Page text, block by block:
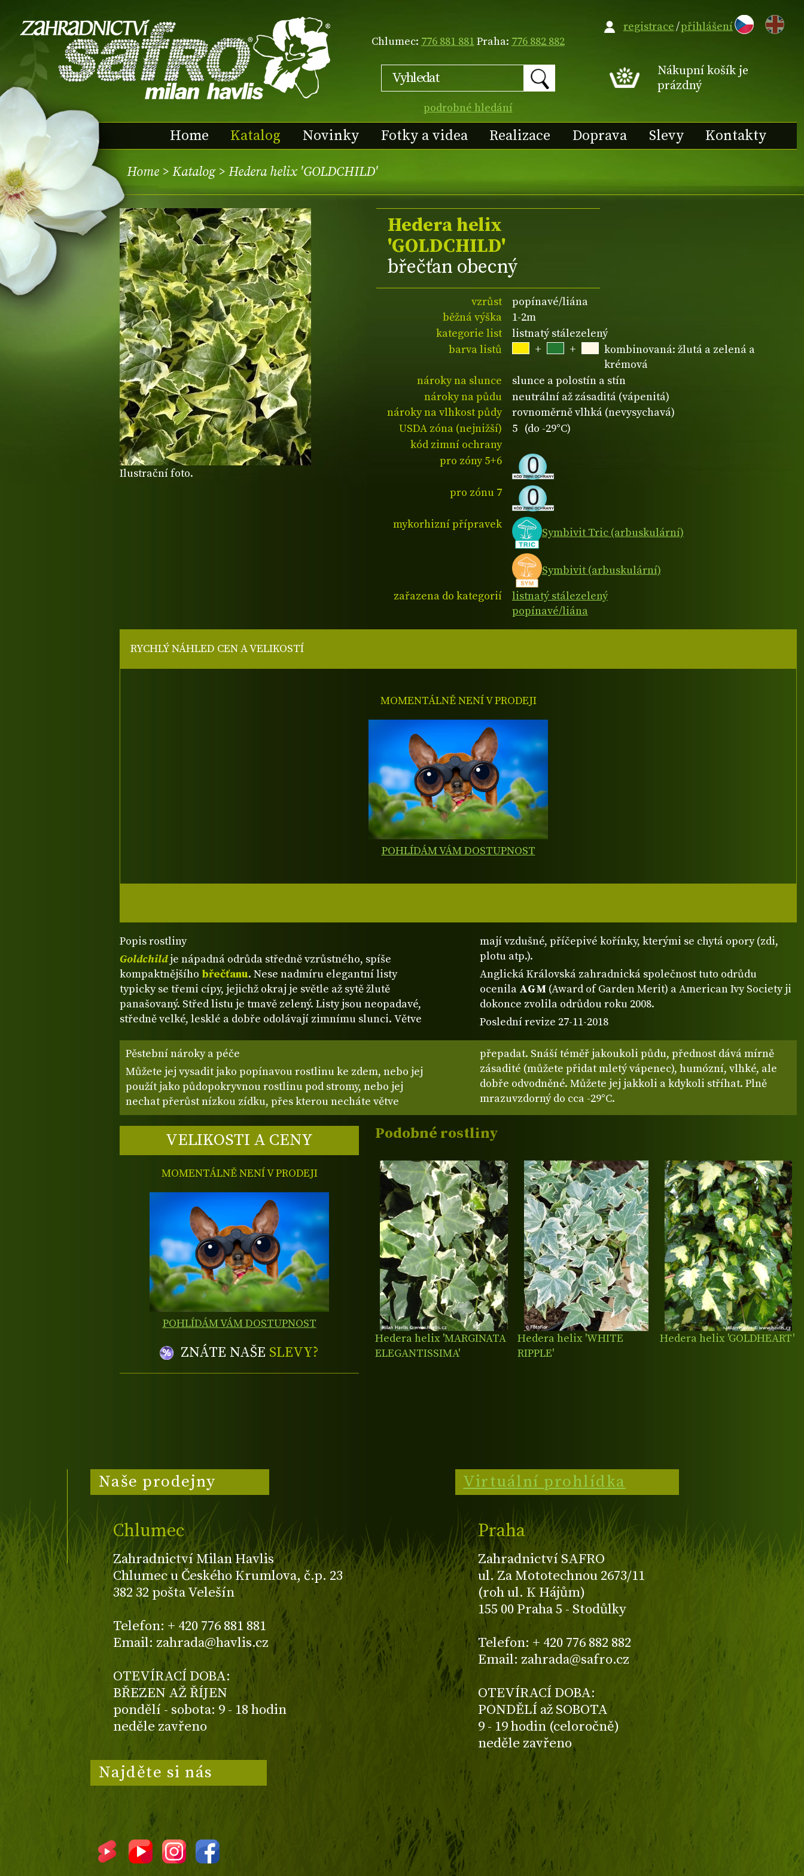
Chlumec: 776 881 881Praha: 776 882 882
podrobné hledání
EN
Nákupní košík je
prázdný
Home Katalog Novinky Fotky a videa Realizace Doprava Slevy Kontakty
registrace/přihlášení
Home > Katalog> Hedera helix 'GOLDCHILD'
Ilustrační foto.
Hedera helix
'GOLDCHILD'
břečťan obecný
vzrůst
popínavé/liána
běžná výška
1-2m
kategorie list
listnatý stálezelený
barva listů
+ +
kombinovaná: žlutá a zelená a
krémová
nároky na slunce
slunce a polostín a stín
nároky na půdu
neutrální až zásaditá (vápenitá)
nároky na vlhkost půdy
rovnoměrně vlhká (nevysychavá)
USDA zóna (nejnižší)
5 (do -29°C)
kód zimní ochrany
pro zóny 5+6
pro zónu 7
mykorhizní přípravek
Symbivit Tric (arbuskulární)
Symbivit (arbuskulární)
zařazena do kategorií
listnatý stálezelený
popínavé/liána
Popis rostliny
Goldchildje nápadná odrůda středně vzrůstného, spíše
kompaktnějšího břečťanu. Nese nadmíru elegantní listy
typicky se třemi cípy, jejichž okraj je světle až sytě žlutě
panašovaný. Střed listu je tmavě zelený. Listy jsou neopadavé,
středně velké, lesklé a dobře odolávají zimnímu slunci. Větve
mají vzdušné, příčepivé kořínky, kterými se chytá opory (zdi,
plotu atp.).
Anglická Královská zahradnická společnost tuto odrůdu
ocenila AGM (Award of Garden Merit) a American Ivy Society ji
dokonce zvolila odrůdou roku 2008.
Poslední revize 27-11-2018
Pěstební nároky a péče
Můžete jej vysadit jako popínavou rostlinu ke zdem, nebo jej
použít jako půdopokryvnou rostlinu pod stromy, nebo jej
nechat přerůst nízkou zídku, přes kterou necháte větve
přepadat. Snáší téměř jakoukoli půdu, přednost dává mírně
zásadité (můžete přidat mletý vápenec), humózní, vlhké, ale
dobře odvodněné. Můžete jej jakkoli a kdykoli stříhat. Plně
mrazuvzdorný do cca -29°C.
VELIKOSTI A CENY
MOMENTÁLNĚ NENÍ V PRODEJI
POHLÍDÁM VÁM DOSTUPNOST
ZNÁTE NAŠE SLEVY?
RYCHLÝ NÁHLED CEN A VELIKOSTÍ
MOMENTÁLNĚ NENÍ V PRODEJI
POHLÍDÁM VÁM DOSTUPNOST
Podobné rostliny
Hedera helix 'MARGINATA
ELEGANTISSIMA'
Hedera helix 'WHITE
RIPPLE'
Hedera helix 'GOLDHEART'
Naše prodejny
Chlumec
Zahradnictví Milan Havlis
Chlumec u Českého Krumlova, č.p. 23
382 32 pošta Velešín
Telefon: + 420 776 881 881
Email: zahrada@havlis.cz
OTEVÍRACÍ DOBA:
BŘEZEN AŽ ŘÍJEN
pondělí - sobota: 9 - 18 hodin
neděle zavřeno
Virtuální prohlídka
Praha
Zahradnictví SAFRO
ul. Za Mototechnou 2673/11
(roh ul. K Hájům)
155 00 Praha 5 - Stodůlky
Telefon: + 420 776 882 882
Email: zahrada@safro.cz
OTEVÍRACÍ DOBA:
PONDĚLÍ až SOBOTA
9 - 19 hodin (celoročně)
neděle zavřeno
Najděte si nás